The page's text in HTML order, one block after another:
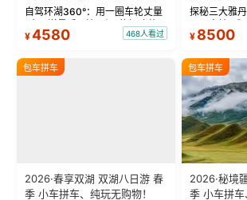
物！
自驾环湖360°：用一圈车轮丈量
“大西洋最后一滴眼泪”的极致蔚
蓝。 赛湖旅拍：甄选多款风格服
绝美瞬间。 赛湖坦克300跟车视
频：专业摄影师...
¥4580 468人看过
探秘三大雅
国国家地理
三大雅丹”第
瓦人最大村
晨雾与小木...
¥ 8500
包车拼车
2026·春享双湖 双湖八日游 春
季 小车拼车、纯玩无购物！
包车拼车
2026·秘境
季 小车拼车